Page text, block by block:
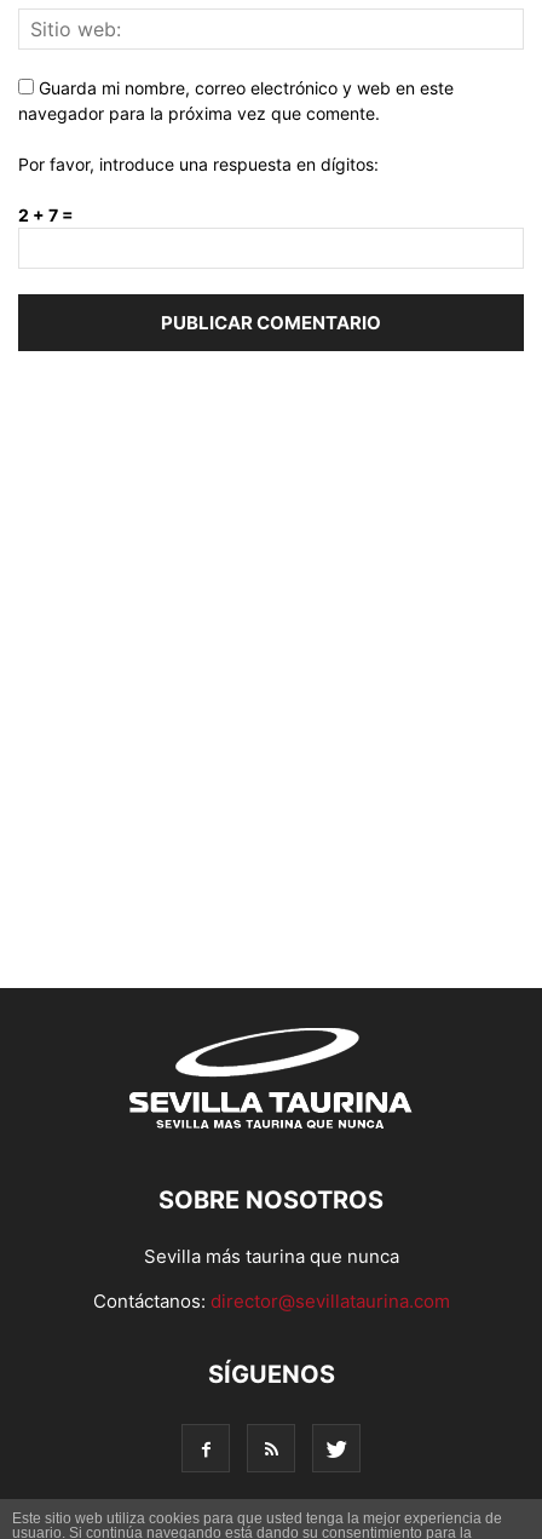
Guarda mi nombre, correo electrónico y web en este
navegador para la próxima vez que comente.
Por favor, introduce una respuesta en dígitos:
2 + 7 =
SOBRE NOSOTROS
Sevilla más taurina que nunca
Contáctanos: director@sevillataurina.com
SÍGUENOS
Este sitio web utiliza cookies para que usted tenga la mejor experiencia de
usuario. Si continúa navegando está dando su consentimiento para la